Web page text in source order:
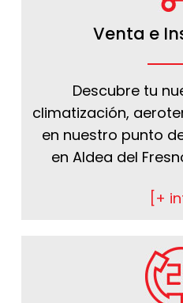
Venta e
Descubre tu
climatización,
en nuestro punto
en Aldea del
[+